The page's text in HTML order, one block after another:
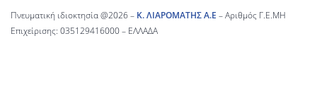
Πνευματική ιδιοκτησία @2026 – Κ. ΛΙΑΡΟΜΑΤΗΣ Α.Ε – Αριθμός Γ.Ε.ΜΗ
Επιχείρισης: 035129416000 – ΕΛΛΑΔΑ